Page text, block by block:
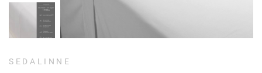
SEDALINNE